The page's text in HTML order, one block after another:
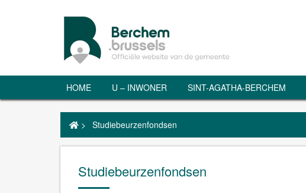
HOME U – INWONER SINT-AGATHA-BERCHEM
> Studiebeurzenfondsen
Studiebeurzenfondsen